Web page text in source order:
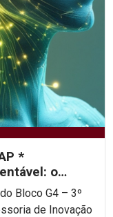
*
o
Bloco G4 – 3º